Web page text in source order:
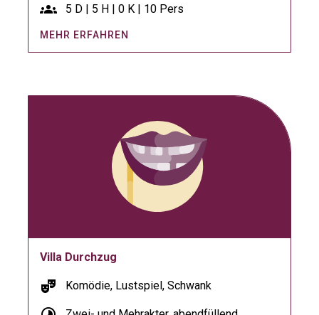
groups 5 D | 5 H | 0 K | 10 Pers
MEHR ERFAHREN
Villa Durchzug
theater_comedy Komödie, Lustspiel, Schwank